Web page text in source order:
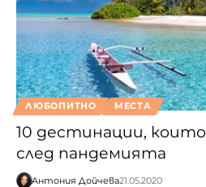
ЛЮБОПИТНО МЕСТА
10 дестинации,
след пандемията
Антония Дойчева21.05.2020